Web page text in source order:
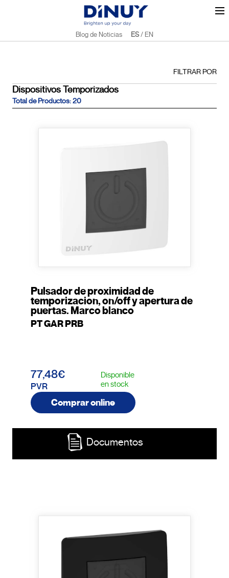
Blog de Noticias ES/ EN
FILTRAR POR
Dispositivos Temporizados
Total de Productos: 20
Pulsador de proximidad de
temporizacion, on/off y apertura de
puertas. Marco blanco
PT GAR PRB
77,48€
PVR
Disponible
en stock
Comprar online
Documentos